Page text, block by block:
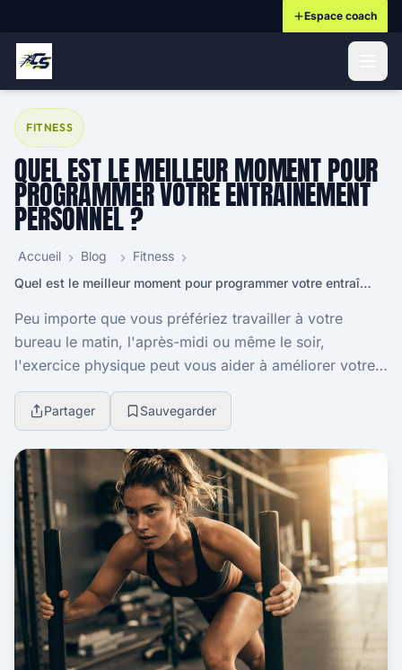
Espace coach
FITNESS
QUEL EST LE MEILLEUR MOMENT POUR
PROGRAMMER VOTRE ENTRAÎNEMENT
PERSONNEL ?
Accueil Blog
Fitness
Quel est le meilleur moment pour programmer votre entraînement personnel ?
Peu importe que vous préfériez travailler à votre
bureau le matin, l'après-midi ou même le soir,
l'exercice physique peut vous aider à améliorer votre
santé mentale et physique. La production d'endor...
Partager Sauvegarder